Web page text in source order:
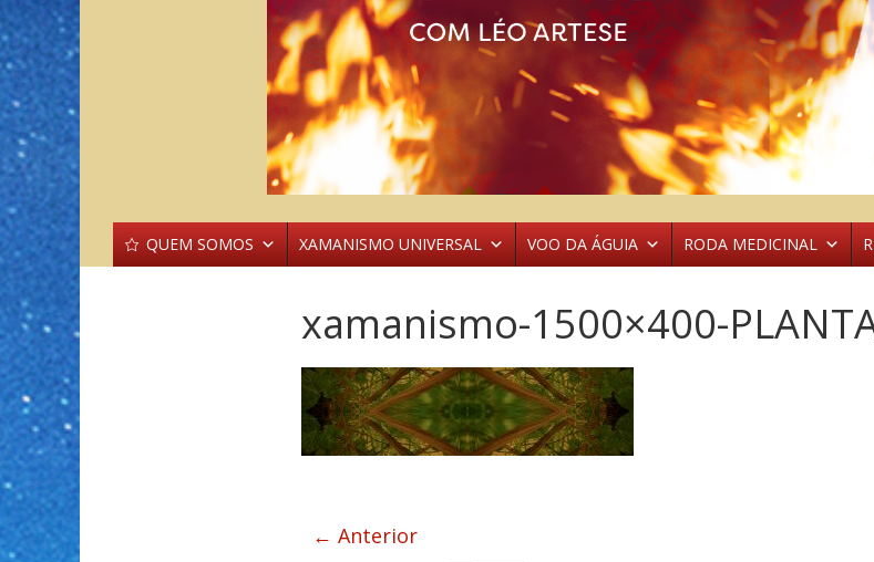
QUEM SOMOS XAMANISMO UNIVERSAL VOO DA ÁGUIA RODA MEDICINAL
xamanismo-1500×400-
← Anterior